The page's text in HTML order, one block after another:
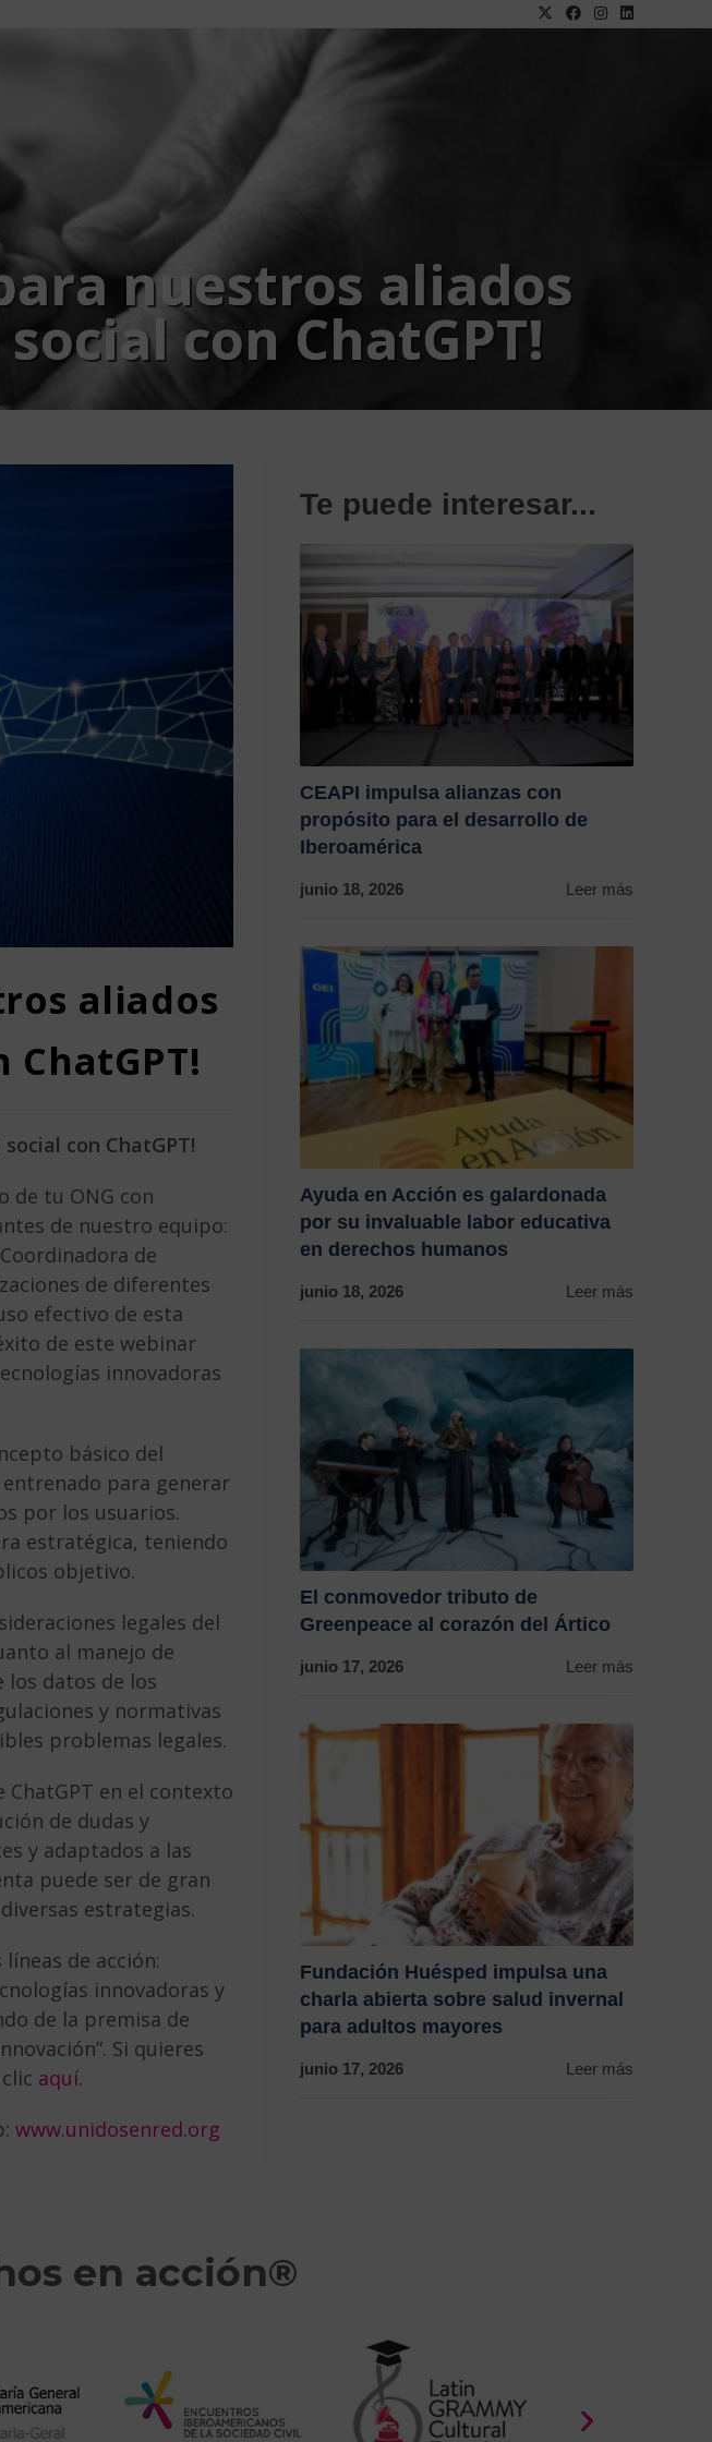
nuestros aliados
con ChatGPT!
aliados
con ChatGPT!
de tu ONG con
de nuestro equipo:
de
de diferentes
efectivo de esta
de este webinar
innovadoras
básico del
para generar
por los usuarios.
estratégica, teniendo
objetivo.
legales del
al manejo de
los datos de los
y normativas
problemas legales.
en el contexto
de dudas y
y adaptados a las
puede ser de gran
estrategias.
de acción:
innovadoras y
de la premisa de
Si quieres
aquí.
www.unidosenred.org
Te puede interesar...
CEAPI impulsa alianzas con
propósito para el desarrollo de
Iberoamérica
junio 18, 2026 Leer más
Ayuda en Acción es galardonada
por su invaluable labor educativa
en derechos humanos
junio 18, 2026 Leer más
El conmovedor tributo de
Greenpeace al corazón del Ártico
junio 17, 2026 Leer más
Fundación Huésped impulsa una
charla abierta sobre salud invernal
para adultos mayores
junio 17, 2026 Leer más
en acción®